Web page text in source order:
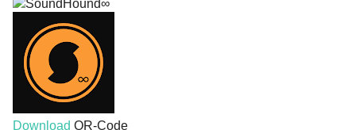
Download QR-Code